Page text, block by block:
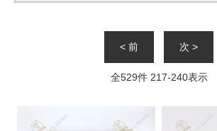
< 前 次 >
全529件 217-240表示